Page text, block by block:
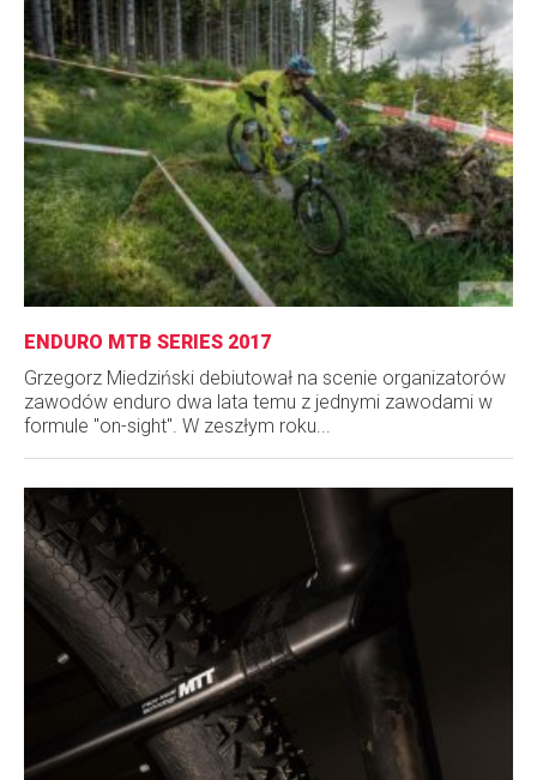
ENDURO MTB SERIES 2017
Grzegorz Miedziński debiutował na scenie organizatorów
zawodów enduro dwa lata temu z jednymi zawodami w
formule "on-sight". W zeszłym roku...